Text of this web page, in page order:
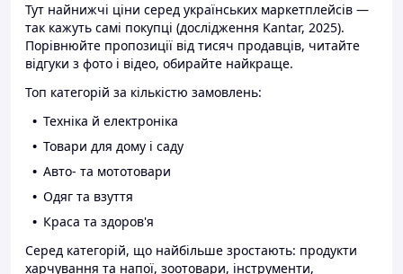
Тут найнижчі ціни серед українських маркетплейсів —
так кажуть самі покупці (дослідження Kantar, 2025).
Порівнюйте пропозиції від тисяч продавців, читайте
відгуки з фото і відео, обирайте найкраще.
Топ категорій за кількістю замовлень:
Техніка й електроніка
Товари для дому і саду
Авто- та мототовари
Одяг та взуття
Краса та здоров'я
Серед категорій, що найбільше зростають: продукти
харчування та напої, зоотовари, інструменти,